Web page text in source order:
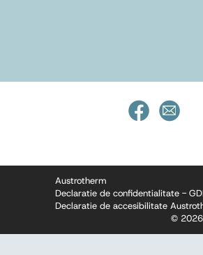
Austrotherm
Declaratie de confidentialitate -
Declaratie de accesibilitate
©